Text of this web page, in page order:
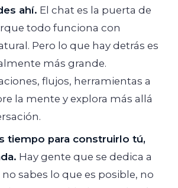
ahí. El chat es la puerta de
todo funciona con
Pero lo que hay detrás es
más grande.
flujos, herramientas a
la mente y explora más allá
tiempo para construirlo tú,
Hay gente que se dedica a
no sabes lo que es posible, no